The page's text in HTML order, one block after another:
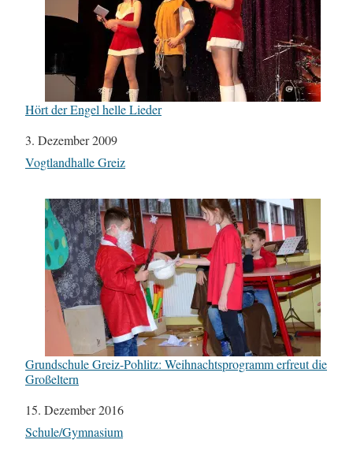
Hört der Engel helle Lieder
Datum
3. Dezember 2009
In Bezug auf
Vogtlandhalle Greiz
Grundschule Greiz-Pohlitz: Weihnachtsprogramm erfreut die
Großeltern
Datum
15. Dezember 2016
In Bezug auf
Schule/Gymnasium